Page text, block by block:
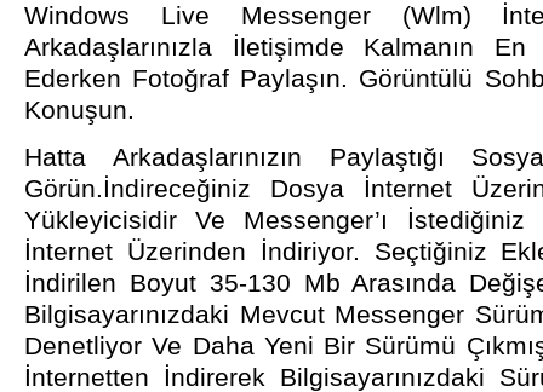
Windows Live Messenger (Wlm)
Arkadaşlarınızla İletişimde Kalmanın
Ederken Fotoğraf Paylaşın. Görüntülü
Konuşun.
Hatta Arkadaşlarınızın Paylaştığı
Görün.İndireceğiniz Dosya İnternet
Yükleyicisidir Ve Messenger’ı
İnternet Üzerinden İndiriyor. Seçtiğiniz
İndirilen Boyut 35-130 Mb Arasında
Bilgisayarınızdaki Mevcut Messenger
Denetliyor Ve Daha Yeni Bir Sürümü
İnternetten İndirerek Bilgisayarınızdaki